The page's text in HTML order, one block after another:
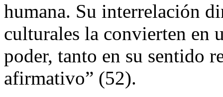
humana. Su interrelación
culturales la convierten en
poder, tanto en su sentido
afirmativo” (52).